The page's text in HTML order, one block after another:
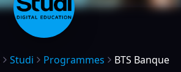
Studi Programmes BTS Banque